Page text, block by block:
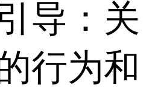
导：关
行为和